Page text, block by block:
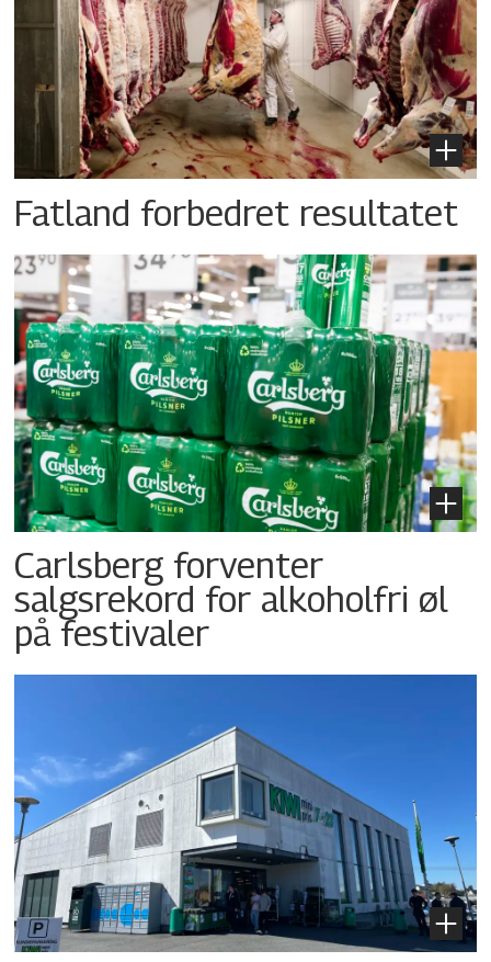
Fatland forbedret resultatet
Carlsberg forventer
salgsrekord for alkoholfri øl
på festivaler